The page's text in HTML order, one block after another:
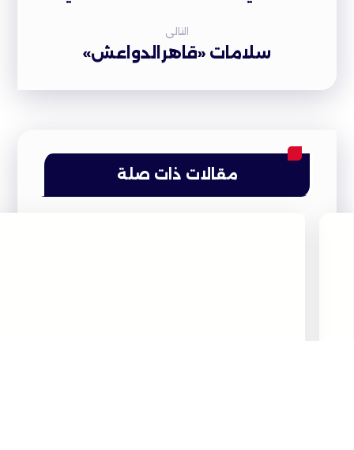
التالى
سلامات «قاهرالدواعش»
مقالات ذات صلة